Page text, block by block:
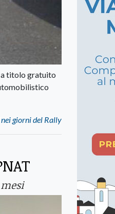
a titolo gratuito
giorni del Rally